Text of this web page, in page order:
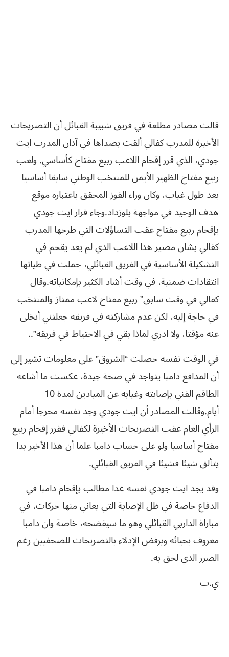
قالت مصادر مطلعة في فريق شبيبة القبائل أن التصريحات
الأخيرة للمدرب كفالي ألقت بصداها في آذان المدرب ايت
جودي، الذي قرر إقحام اللاعب ربيع مفتاح كأساسي. ولعب
ربيع مفتاح الظهير الأيمن للمنتخب الوطني سابقا أساسيا
بعد طول غياب، وكان وراء الفوز المحقق باعتباره موقع
هدف الوحيد في مواجهة بلوزداد.وجاء قرار ايت جودي
بإقحام ربيع مفتاح عقب التساؤلات التي طرحها المدرب
كفالي بشان مصير هذا اللاعب الذي لم يعد يقحم في
التشكيلة الأساسية في الفريق القبائلي، حملت في طياتها
انتقادات ضمنية، في وقت أشاد الكثير بإمكانياته.وقال
كفالي في وقت سابق” ربيع مفتاح لاعب ممتاز والمنتخب
في حاجة إليه، لكن عدم مشاركته في فريقه جعلتني أتخلى
عنه مؤقتا، ولا ادري لماذا بقي في الاحتياط في فريقه”..
في الوقت نفسه حصلت “الشروق” على معلومات تشير إلى
أن المدافع دامبا يتواجد في صحة جيدة، عكست ما أشاعه
الطاقم الفني بإصابته وغيابه عن الميادين لمدة 10
أيام.وقالت المصادر أن ايت جودي وجد نفسه محرجا أمام
الرأي العام عقب التصريحات الأخيرة لكفالي فقرر إقحام ربيع
مفتاح أساسيا ولو على حساب دامبا علما أن هذا الأخير بدا
يتألق شيئا فشيئا في الفريق القبائلي.
وقد يجد ايت جودي نفسه غدا مطالب بإقحام دامبا في
الدفاع خاصة في ظل الإصابة التي يعاني منها حركات، في
مباراة الداربي القبائلي وهو ما سيفضحه، خاصة وان دامبا
معروف بحيائه ويرفض الإدلاء بالتصريحات للصحفيين رغم
الضرر الذي لحق به.
ي.ب